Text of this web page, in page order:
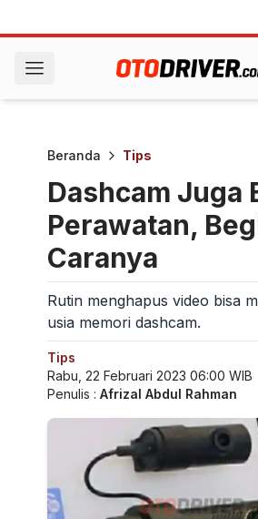
Beranda Tips
Dashcam Juga
Perawatan,
Caranya
Rutin menghapus video bisa
usia memori dashcam.
Tips
Rabu, 22 Februari 2023 06:00 WIB
Penulis : Afrizal Abdul Rahman